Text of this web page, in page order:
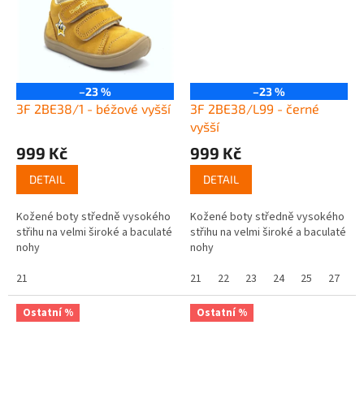
–23 %
3F 2BE38/1 - béžové vyšší
999 Kč
DETAIL
Kožené boty středně vysokého
střihu na velmi široké a baculaté
nohy
21
–23 %
3F 2BE38/L99 - černé
vyšší
999 Kč
DETAIL
Kožené boty středně vysokého
střihu na velmi široké a baculaté
nohy
21
22 23 24 25 27
Ostatní % Ostatní %